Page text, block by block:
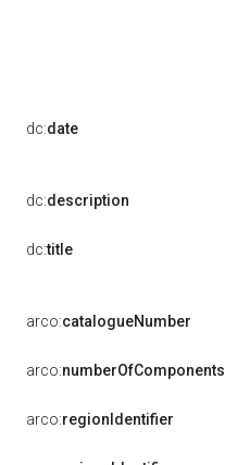
dc:date
dc:description
dc:title
arco:catalogueNumber
arco:numberOfComponents
arco:regionIdentifier